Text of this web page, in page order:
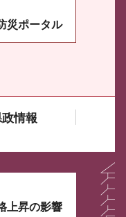
災ポータル
情報
ーがあります。
上昇の影響